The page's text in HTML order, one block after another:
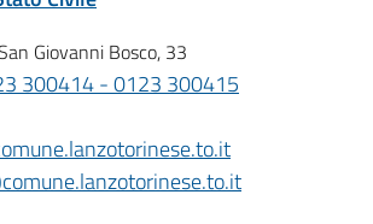
Giovanni Bosco, 33
300414 - 0123 300415